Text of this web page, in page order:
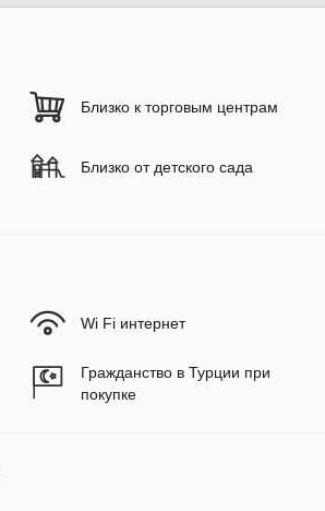
Близко к торговым центрам
Близко от детского сада
Wi Fi интернет
Гражданство в Турции при
покупке